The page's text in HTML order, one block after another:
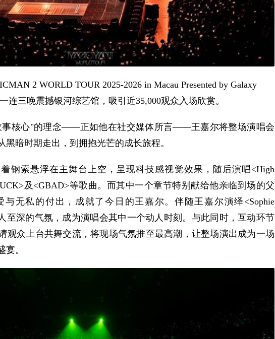
2 WORLD TOUR 2025-2026 in Macau Presented by Galaxy
连三晚震撼银河综艺馆，吸引近35,000观众入场欣赏。
事核心"的理念——正如他在社交媒体所言——王嘉尔将整场演唱会
黑暗时期走出，到拥抱光芒的成长旅程。
钢索悬浮在主舞台上空，呈现科技感视觉效果，随后演唱<High
及<GBAD>等歌曲。而其中一个章节特别献给他亲临到场的父
无私的付出，成就了今日的王嘉尔。伴随王嘉尔演绎<Sophie
至深的气氛，成为演唱会其中一个动人时刻。与此同时，互动环节
观众上台共舞交流，将现场气氛推至最高潮，让整场演出成为一场
。